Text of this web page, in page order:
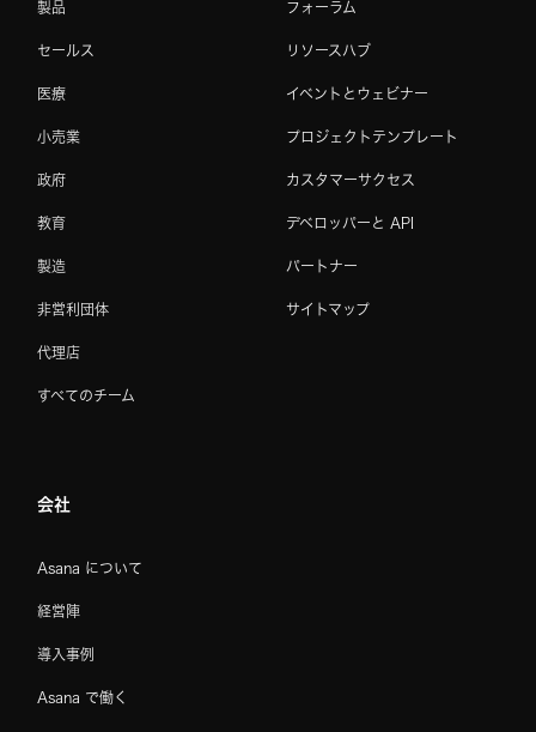
製品
セールス
医療
小売業
政府
教育
製造
非営利団体
代理店
すべてのチーム
フォーラム
リソースハブ
イベントとウェビナー
プロジェクトテンプレート
カスタマーサクセス
デベロッパーと API
パートナー
サイトマップ
会社
Asana について
経営陣
導入事例
Asana で働く